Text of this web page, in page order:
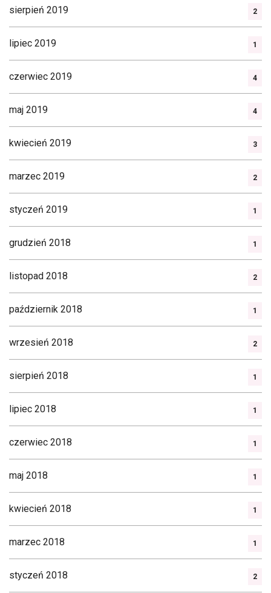
sierpień 2019 2
lipiec 2019 1
czerwiec 2019 4
maj 2019 4
kwiecień 2019 3
marzec 2019 2
styczeń 2019 1
grudzień 2018 1
listopad 2018 2
październik 2018 1
wrzesień 2018 2
sierpień 2018 1
lipiec 2018 1
czerwiec 2018 1
maj 2018 1
kwiecień 2018 1
marzec 2018 1
styczeń 2018 2